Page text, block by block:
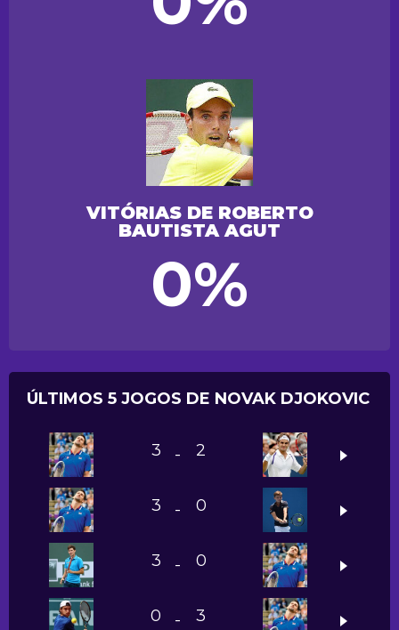
VITÓRIAS DE ROBERTO
BAUTISTA AGUT
0%
ÚLTIMOS 5 JOGOS DE NOVAK DJOKOVIC
3 - 2
3 - 0
3 - 0
0 - 3